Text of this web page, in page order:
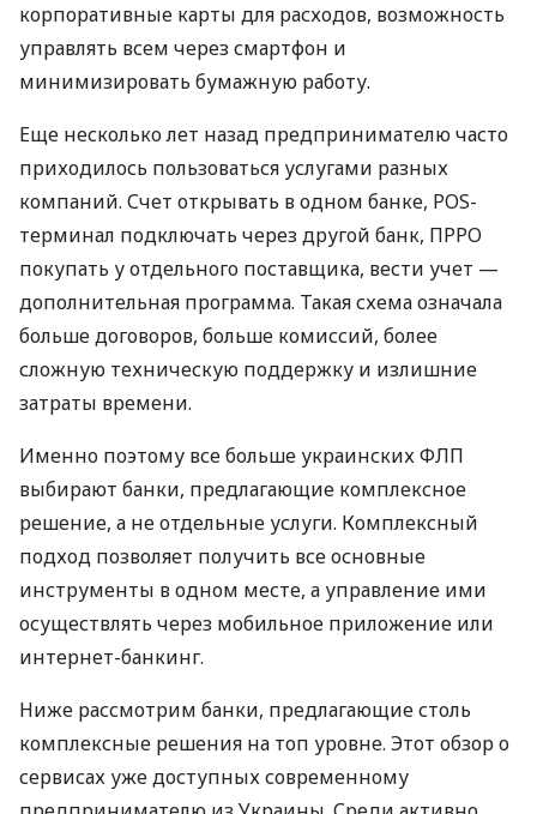
корпоративные карты для расходов, возможность
управлять всем через смартфон и
минимизировать бумажную работу.
Еще несколько лет назад предпринимателю часто
приходилось пользоваться услугами разных
компаний. Счет открывать в одном банке, POS-
терминал подключать через другой банк, ПРРО
покупать у отдельного поставщика, вести учет —
дополнительная программа. Такая схема означала
больше договоров, больше комиссий, более
сложную техническую поддержку и излишние
затраты времени.
Именно поэтому все больше украинских ФЛП
выбирают банки, предлагающие комплексное
решение, а не отдельные услуги. Комплексный
подход позволяет получить все основные
инструменты в одном месте, а управление ими
осуществлять через мобильное приложение или
интернет-банкинг.
Ниже рассмотрим банки, предлагающие столь
комплексные решения на топ уровне. Этот обзор о
сервисах уже доступных современному